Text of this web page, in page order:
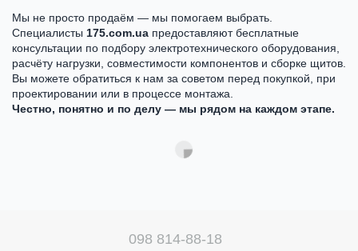
Мы не просто продаём — мы помогаем выбрать.
Специалисты 175.com.ua предоставляют бесплатные
консультации по подбору электротехнического оборудования,
расчёту нагрузки, совместимости компонентов и сборке щитов.
Вы можете обратиться к нам за советом перед покупкой, при
проектировании или в процессе монтажа.
Честно, понятно и по делу — мы рядом на каждом этапе.
098 814-88-18